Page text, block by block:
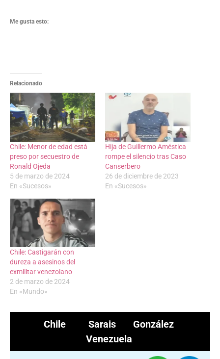
Me gusta esto:
Relacionado
Chile: Menor de edad está
preso por secuestro de
Ronald Ojeda
5 de marzo de 2024
En «Sucesos»
Hija de Guillermo Améstica
rompe el silencio tras Caso
Canserbero
26 de diciembre de 2023
En «Sucesos»
Chile: Castigarán con
dureza a asesinos del
exmilitar venezolano
2 de marzo de 2024
En «Mundo»
Chile
Sarais González
Venezuela